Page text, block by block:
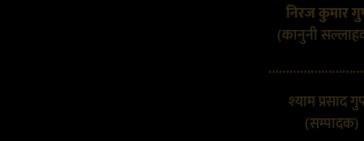
निरज कुमार
(कानुनी
श्याम प्रसाद
(सम्पादक)